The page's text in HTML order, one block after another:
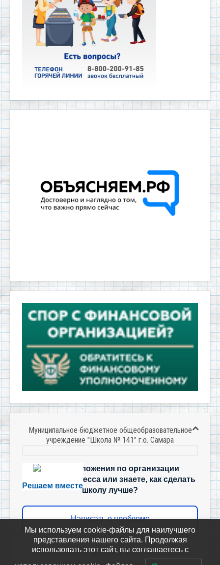
Муниципальное бюджетное общеобразовательное
учреждение "Школа № 141" г.о. Самара
Решаем вместе
Есть предложения по организации
учебного процесса или знаете, как сделать
школу лучше?
Написать о проблеме
Политика-оператора-персональных-данных-в-отношении-
обработки-персональных-данных
Мы используем cookie-файлы для наилучшего
представления нашего сайта. Продолжая
использовать этот сайт, вы соглашаетесь с